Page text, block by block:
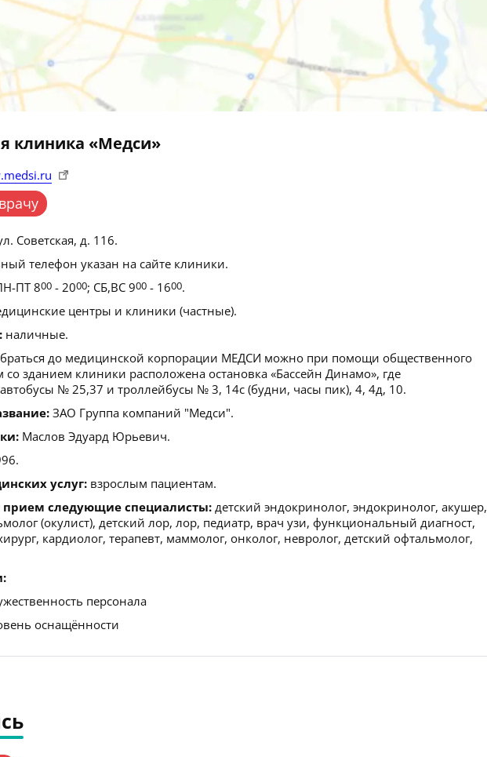
клиника «Медси»
Советская, д. 116.
телефон указан на сайте клиники.
ПТ 800 - 2000; СБ,ВС 900 - 1600.
центры и клиники (частные).
наличные.
до медицинской корпорации МЕДСИ можно при помощи общественного
со зданием клиники расположена остановка «Бассейн Динамо», где
№ 25,37 и троллейбусы № 3, 14с (будни, часы пик), 4, 4д, 10.
ЗАО Группа компаний "Медси".
Маслов Эдуард Юрьевич.
услуг: взрослым пациентам.
прием следующие специалисты:детский эндокринолог, эндокринолог, акушер,
(окулист), детский лор, лор, педиатр, врач узи, функциональный диагност,
кардиолог, терапевт, маммолог, онколог, невролог, детский офтальмолог,
персонала
оснащённости